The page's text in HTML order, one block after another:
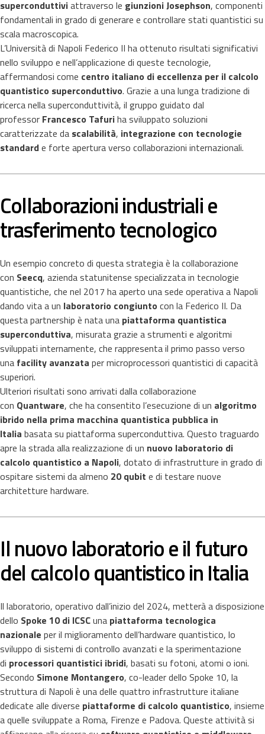
superconduttiviattraverso le giunzioni Josephson, componenti
fondamentali in grado di generare e controllare stati quantistici su
scala macroscopica.
L’Università di Napoli Federico II ha ottenuto risultati significativi
nello sviluppo e nell’applicazione di queste tecnologie,
affermandosi come centro italiano di eccellenza per il calcolo
quantistico superconduttivo. Grazie a una lunga tradizione di
ricerca nella superconduttività, il gruppo guidato dal
professor Francesco Tafuriha sviluppato soluzioni
caratterizzate da scalabilità, integrazione con tecnologie
standarde forte apertura verso collaborazioni internazionali.
Collaborazioni industriali e
trasferimento tecnologico
Un esempio concreto di questa strategia è la collaborazione
con Seecq, azienda statunitense specializzata in tecnologie
quantistiche, che nel 2017 ha aperto una sede operativa a Napoli
dando vita a un laboratorio congiunto con la Federico II. Da
questa partnership è nata una piattaforma quantistica
superconduttiva, misurata grazie a strumenti e algoritmi
sviluppati internamente, che rappresenta il primo passo verso
una facility avanzata per microprocessori quantistici di capacità
superiori.
Ulteriori risultati sono arrivati dalla collaborazione
con Quantware, che ha consentito l’esecuzione di un algoritmo
ibrido nella prima macchina quantistica pubblica in
Italia basata su piattaforma superconduttiva. Questo traguardo
apre la strada alla realizzazione di un nuovo laboratorio di
calcolo quantistico a Napoli, dotato di infrastrutture in grado di
ospitare sistemi da almeno 20 qubit e di testare nuove
architetture hardware.
Il nuovo laboratorio e il futuro
del calcolo quantistico in Italia
Il laboratorio, operativo dall’inizio del 2024, metterà a disposizione
dello Spoke 10 di ICSCuna piattaforma tecnologica
nazionale per il miglioramento dell’hardware quantistico, lo
sviluppo di sistemi di controllo avanzati e la sperimentazione
di processori quantistici ibridi, basati su fotoni, atomi o ioni.
Secondo Simone Montangero, co-leader dello Spoke 10, la
struttura di Napoli è una delle quattro infrastrutture italiane
dedicate alle diverse piattaforme di calcolo quantistico, insieme
a quelle sviluppate a Roma, Firenze e Padova. Queste attività si